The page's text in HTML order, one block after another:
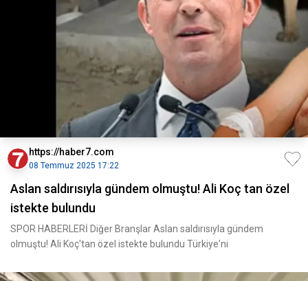
https://haber7.com
08 Temmuz 2025 17:22
Aslan saldırısıyla gündem olmuştu! Ali Koç tan özel
istekte bulundu
SPOR HABERLERİ Diğer Branşlar Aslan saldırısıyla gündem
olmuştu! Ali Koç'tan özel istekte bulundu Türkiye'ni